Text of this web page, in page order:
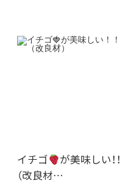
イチゴ
が美味しい！！
（改良材…